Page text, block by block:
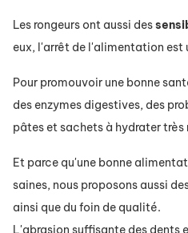
Les rongeurs ont aussi des
eux, l'arrêt de l'alimentation est
Pour promouvoir une bonne
des enzymes digestives, des
pâtes et sachets à hydrater
Et parce qu'une bonne
saines, nous proposons aussi
ainsi que du foin de qualité.
L'abrasion suffisante des dents